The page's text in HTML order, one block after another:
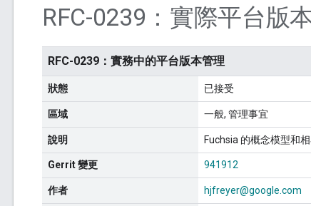
RFC-0239：實際平台版
RFC-0239：實務中的平台版本管理
狀態 已接受
區域 一般 管理事宜
說明 Fuchsia 的概念模型和相
Gerrit 變更 941912
作者 hjfreyer@google.com